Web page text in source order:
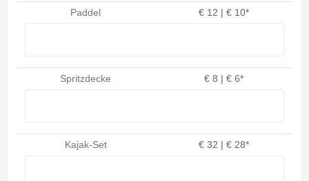
Paddel € 12 | € 10*
Spritzdecke € 8 | € 6*
Kajak-Set € 32 | € 28*